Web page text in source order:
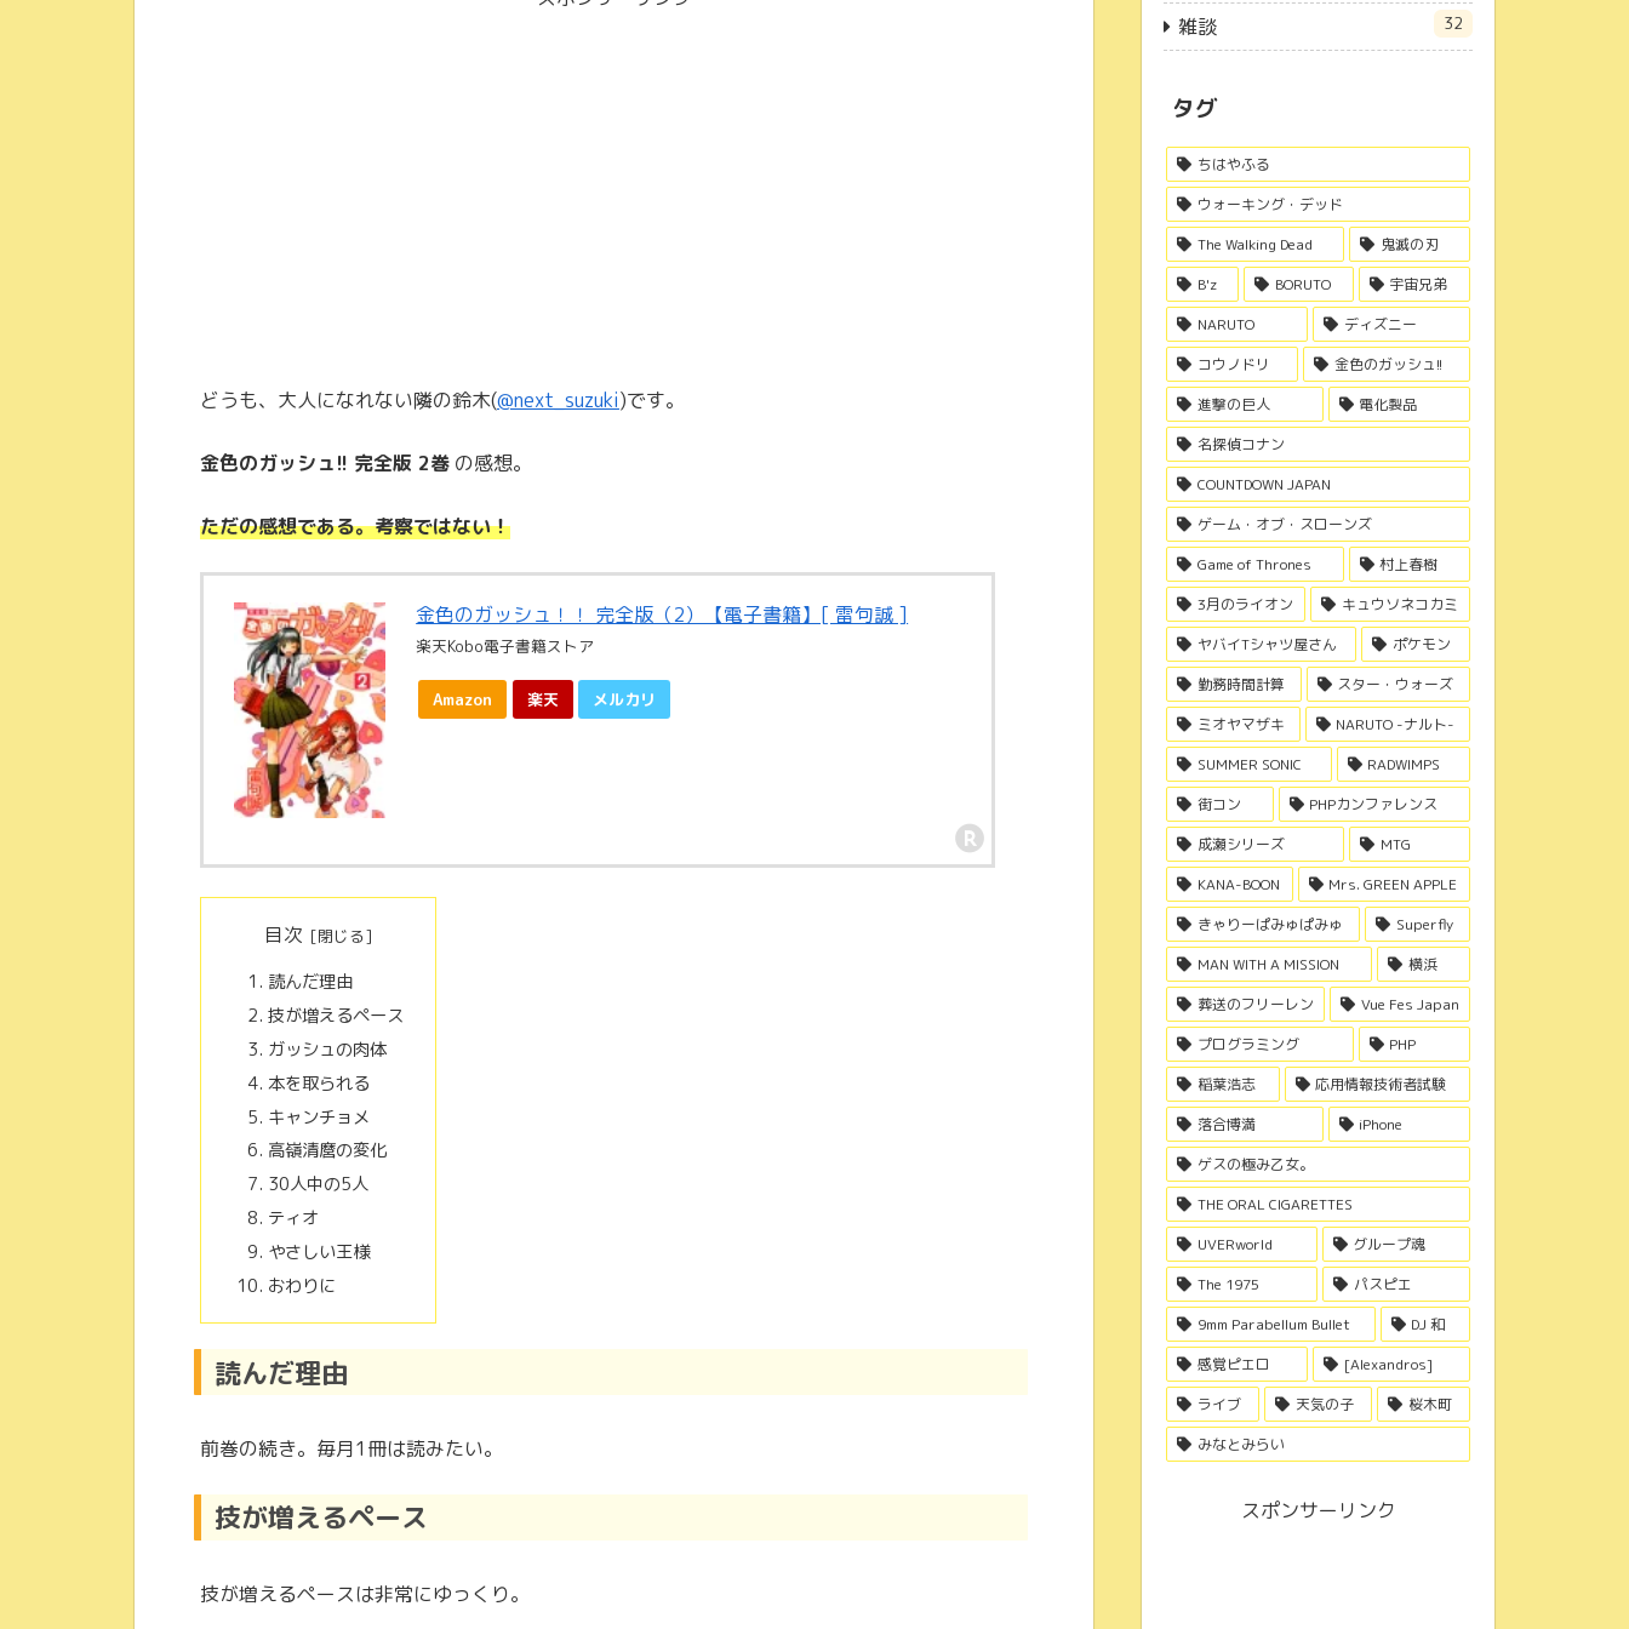
どうも、大人になれない隣の鈴木(@next_suzuki)です。
金色のガッシュ!! 完全版 2巻 の感想。
ただの感想である。考察ではない！
金色のガッシュ！！ 完全版（2）【電子書籍】[ 雷句誠 ]
楽天Kobo電子書籍ストア
Amazon 楽天 メルカリ
目次
読んだ理由
技が増えるペース
ガッシュの肉体
本を取られる
キャンチョメ
高嶺清麿の変化
30人中の5人
ティオ
やさしい王様
おわりに
読んだ理由
前巻の続き。毎月1冊は読みたい。
技が増えるペース
技が増えるペースは非常にゆっくり。
雑談 32
タグ
ちはやふる
ウォーキング・デッド
The Walking Dead
鬼滅の刃
B'z
BORUTO
宇宙兄弟
NARUTO
ディズニー
コウノドリ
金色のガッシュ!!
進撃の巨人
電化製品
名探偵コナン
COUNTDOWN JAPAN
ゲーム・オブ・スローンズ
Game of Thrones
村上春樹
3月のライオン
キュウソネコカミ
ヤバイTシャツ屋さん
ポケモン
勤務時間計算
スター・ウォーズ
ミオヤマザキ
NARUTO -ナルト-
SUMMER SONIC
RADWIMPS
街コン
PHPカンファレンス
成瀬シリーズ
MTG
KANA-BOON
Mrs. GREEN APPLE
きゃりーぱみゅぱみゅ
Superfly
MAN WITH A MISSION
横浜
葬送のフリーレン
Vue Fes Japan
プログラミング
PHP
稲葉浩志
応用情報技術者試験
落合博満
iPhone
ゲスの極み乙女。
THE ORAL CIGARETTES
UVERworld
グループ魂
The 1975
パスピエ
9mm Parabellum Bullet
DJ 和
感覚ピエロ
[Alexandros]
ライブ
天気の子
桜木町
みなとみらい
スポンサーリンク